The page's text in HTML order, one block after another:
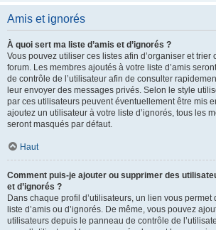
Amis et ignorés
À quoi sert ma liste d’amis et d’ignorés ?
Vous pouvez utiliser ces listes afin d’organiser et trier
forum. Les membres ajoutés à votre liste d’amis
de contrôle de l’utilisateur afin de consulter
leur envoyer des messages privés. Selon le style
par ces utilisateurs peuvent éventuellement être mis
ajoutez un utilisateur à votre liste d’ignorés, tous les
seront masqués par défaut.
Haut
Comment puis-je ajouter ou supprimer des
et d’ignorés ?
Dans chaque profil d’utilisateurs, un lien vous permet
liste d’amis ou d’ignorés. De même, vous pouvez
utilisateurs depuis le panneau de contrôle de